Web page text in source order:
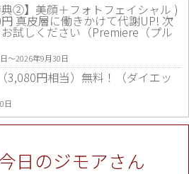
典②】美顔＋フォトフェイシャル )
真皮層に働きかけて代謝UP! 次
試しください（Premiere（プル
〜2026年9月30日
3,080円相当）無料！（ダイエッ
日
ア見た」で更に買い取り金額 U
品商品は除く（大黒屋 高田馬場
日 日のジモアさん